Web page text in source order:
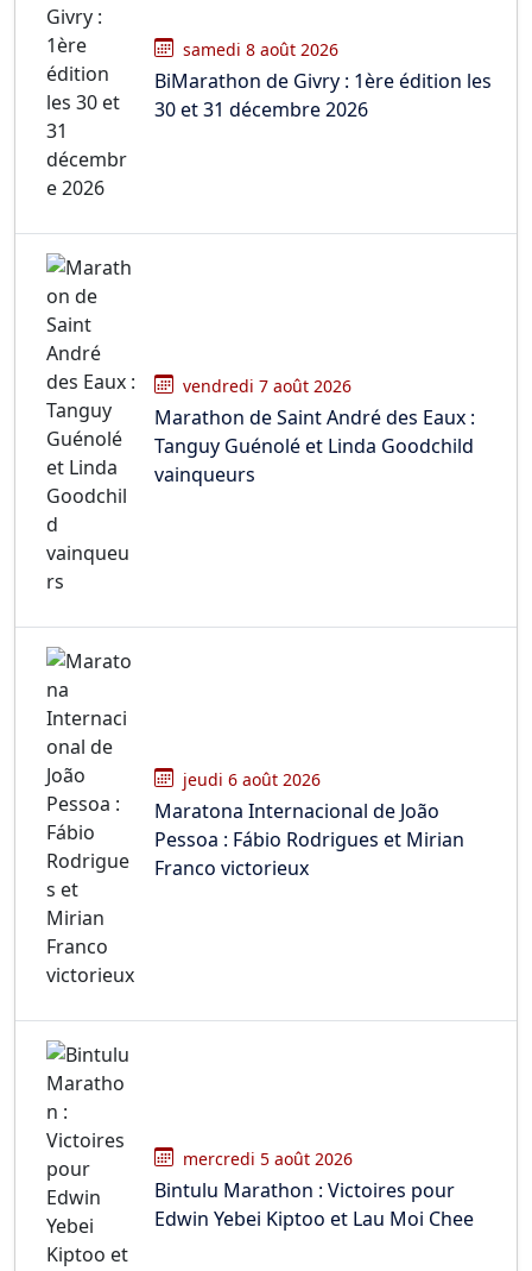
samedi 8 août 2026
BiMarathon de Givry : 1ère édition les
30 et 31 décembre 2026
vendredi 7 août 2026
Marathon de Saint André des Eaux :
Tanguy Guénolé et Linda Goodchild
vainqueurs
jeudi 6 août 2026
Maratona Internacional de João
Pessoa : Fábio Rodrigues et Mirian
Franco victorieux
mercredi 5 août 2026
Bintulu Marathon : Victoires pour
Edwin Yebei Kiptoo et Lau Moi Chee